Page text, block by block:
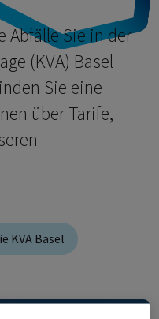
Abfälle Sie in der
(KVA) Basel
Sie eine
über Tarife,
KVA Basel